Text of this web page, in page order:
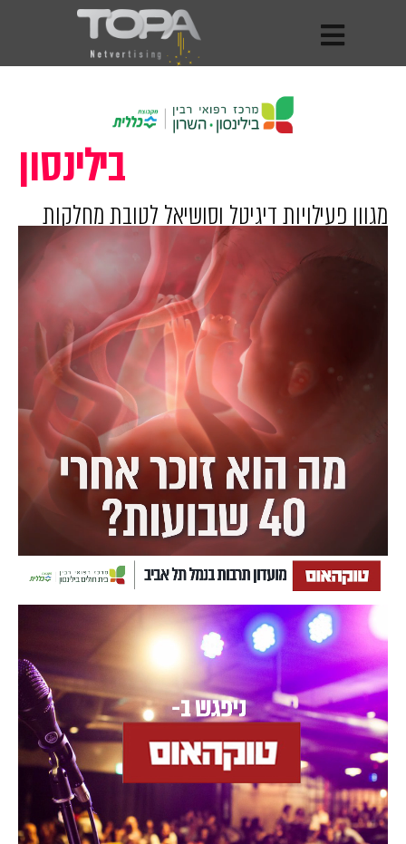
בילינסון
מגוון פעילויות דיגיטל וסושיאל לטובת מחלקות
ביה”ח ופעילויות חסרתיות נוספות.